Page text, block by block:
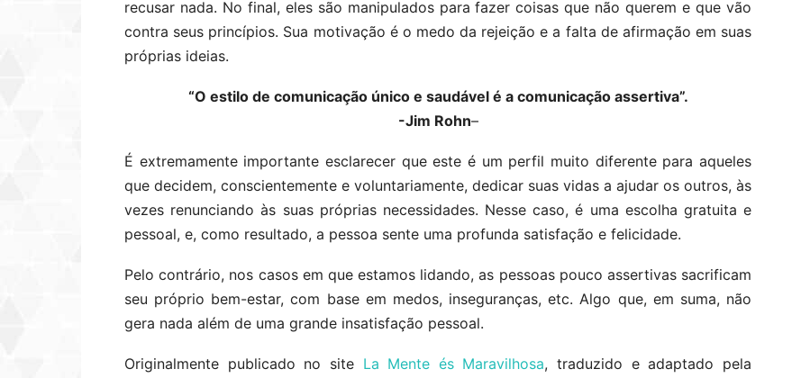
recusar nada. No final, eles são manipulados para fazer coisas que não querem e que vão
contra seus princípios. Sua motivação é o medo da rejeição e a falta de afirmação em suas
próprias ideias.
“O estilo de comunicação único e saudável é a comunicação assertiva”.
-Jim Rohn–
É extremamente importante esclarecer que este é um perfil muito diferente para aqueles
que decidem, conscientemente e voluntariamente, dedicar suas vidas a ajudar os outros, às
vezes renunciando às suas próprias necessidades. Nesse caso, é uma escolha gratuita e
pessoal, e, como resultado, a pessoa sente uma profunda satisfação e felicidade.
Pelo contrário, nos casos em que estamos lidando, as pessoas pouco assertivas sacrificam
seu próprio bem-estar, com base em medos, inseguranças, etc. Algo que, em suma, não
gera nada além de uma grande insatisfação pessoal.
Originalmente publicado no site La Mente és Maravilhosa, traduzido e adaptado pela